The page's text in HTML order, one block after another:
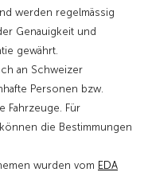
werden regelmässig
Genauigkeit und
gewährt.
an Schweizer
Personen bzw.
Fahrzeuge. Für
die Bestimmungen
wurden vom EDA